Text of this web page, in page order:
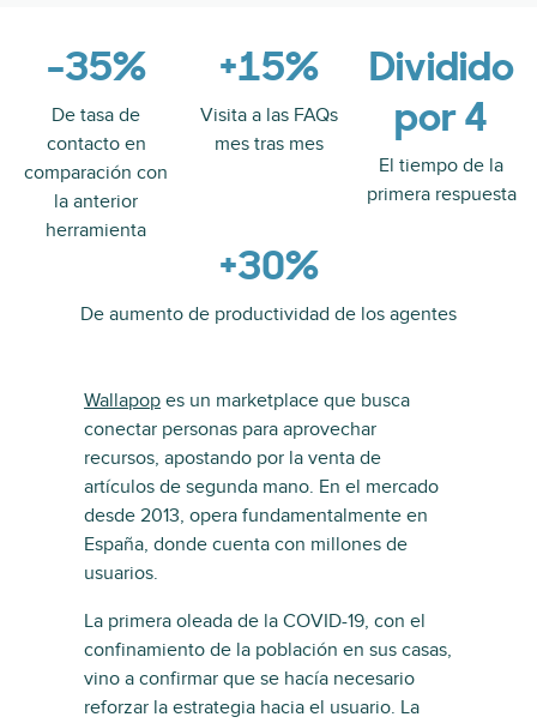
-35%
De tasa de
contacto en
comparación con
la anterior
herramienta
+15%
Visita a las FAQs
mes tras mes
Dividido
por 4
El tiempo de la
primera respuesta
+30%
De aumento de productividad de los agentes
Wallapop es un marketplace que busca
conectar personas para aprovechar
recursos, apostando por la venta de
artículos de segunda mano. En el mercado
desde 2013, opera fundamentalmente en
España, donde cuenta con millones de
usuarios.
La primera oleada de la COVID-19, con el
confinamiento de la población en sus casas,
vino a confirmar que se hacía necesario
reforzar la estrategia hacia el usuario. La